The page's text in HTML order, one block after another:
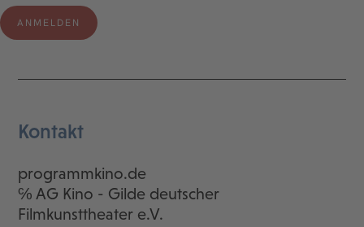
Kontakt
programmkino.de
℅ AG Kino - Gilde deutscher
Filmkunsttheater e.V.